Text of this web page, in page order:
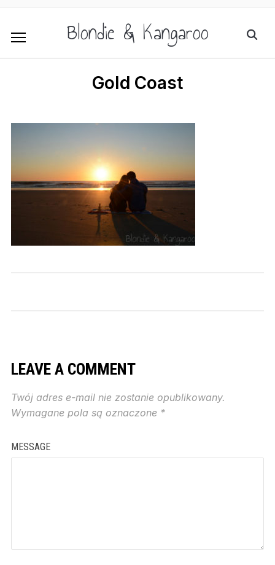
Blondie & Kangaroo
Gold Coast
LEAVE A COMMENT
Twój adres e-mail nie zostanie opublikowany.
Wymagane pola są oznaczone *
MESSAGE